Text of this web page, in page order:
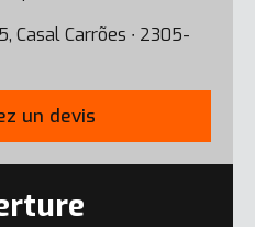
Casal Carrões ∙ 2305-
un devis